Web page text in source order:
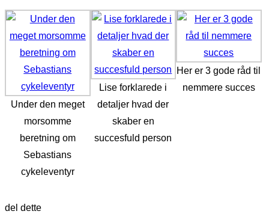
Under den meget
morsomme
beretning om
Sebastians
cykeleventyr
Lise forklarede i
detaljer hvad der
skaber en
succesfuld person
Her er 3 gode råd til
nemmere succes
del dette